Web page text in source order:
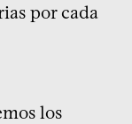
por cada
los